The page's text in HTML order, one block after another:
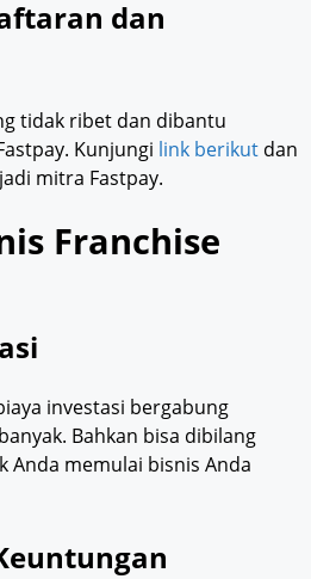
dan
tidak ribet dan dibantu
Kunjungi link berikut dan
mitra Fastpay.
Franchise
investasi bergabung
Bahkan bisa dibilang
Anda memulai bisnis Anda